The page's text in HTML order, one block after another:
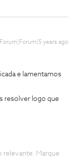
Forum|Forum|5 years ago
e lamentamos
resolver logo que
relevante. Marque